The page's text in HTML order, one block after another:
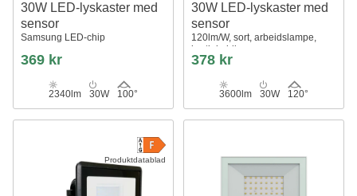
30W LED-lyskaster med
sensor
Samsung LED-chip
369 kr
2340lm 30W 100°
30W LED-lyskaster med
sensor
120lm/W, sort, arbeidslampe,
hurtigkobling
378 kr
3600lm 30W 120°
Produktdatablad